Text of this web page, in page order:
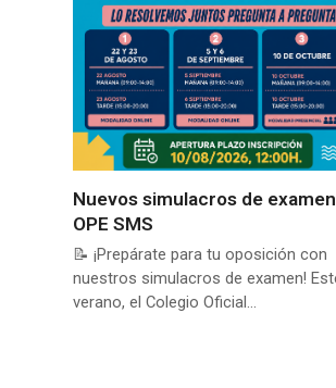
Nuevos simulacros de examen
OPE SMS
📝 ¡Prepárate para tu oposición con
nuestros simulacros de examen!
verano, el Colegio Oficial…